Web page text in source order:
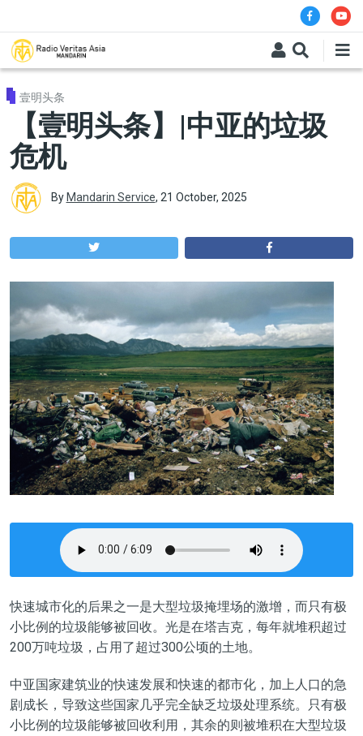
壹明头条
【壹明头条】|中亚的垃圾
危机
By Mandarin Service, 21 October, 2025
快速城市化的后果之一是大型垃圾掩埋场的激增，而只有极
小比例的垃圾能够被回收。光是在塔吉克，每年就堆积超过
200万吨垃圾，占用了超过300公顷的土地。
中亚国家建筑业的快速发展和快速的都市化，加上人口的急
剧成长，导致这些国家几乎完全缺乏垃圾处理系统。只有极
小比例的垃圾能够被回收利用，其余的则被堆积在大型垃圾